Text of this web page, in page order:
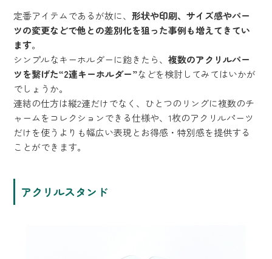
定番アイテムであるが故に、形状や印刷、サイズ感やパー
ツの変更などで他との差別化を狙った事例も増えてきてい
ます。
シンプルなキーホルダーに飽きたら、複数のアクリルパー
ツを繋げた“2連キーホルダー”などを検討してみてはいかが
でしょうか。
連結の仕方は縦2連だけでなく、ひとつのリングに複数のチ
ャームをコレクションできる仕様や、1枚のアクリルパーツ
だけを使うよりも幅広い表現とお得感・特別感を提供する
ことができます。
アクリルスタンド